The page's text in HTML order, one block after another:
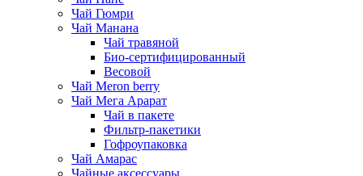
Чай Гюмри
Чай Манана
Чай травяной
Био-сертифицированный
Весовой
Чай Meron berry
Чай Мега Арарат
Чай в пакете
Фильтр-пакетики
Гофроупаковка
Чай Амарас
Чайные аксессуары